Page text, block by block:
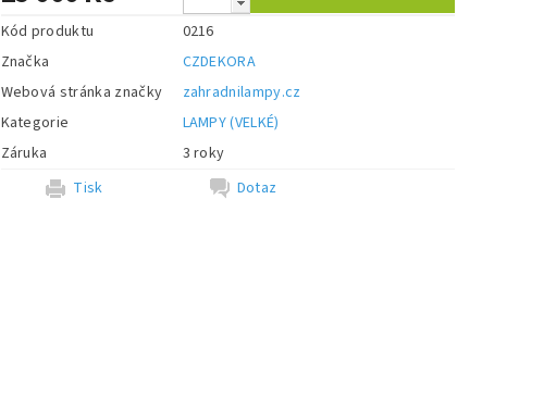
Kód produktu
0216
Značka
CZDEKORA
Webová stránka značky
zahradnilampy.cz
Kategorie
LAMPY (VELKÉ)
Záruka
3 roky
Tisk
Dotaz